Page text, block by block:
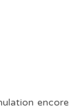
encore